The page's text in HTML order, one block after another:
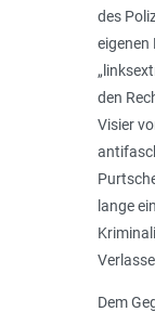
des
eigenen
„
den
Visier
lange
Dem